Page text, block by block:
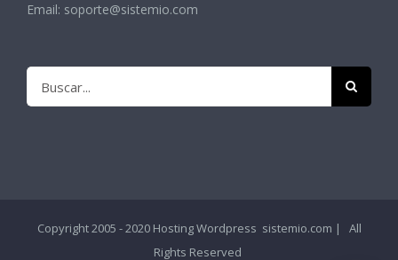
Email: soporte@sistemio.com
Copyright 2005 - 2020 Hosting Wordpress sistemio.com | All
Rights Reserved